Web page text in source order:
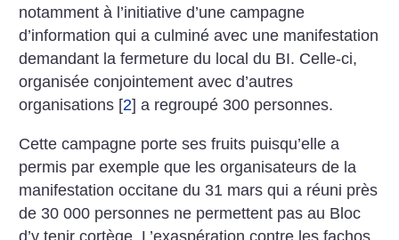
notamment à l’initiative d’une campagne
d’information qui a culminé avec une manifestation
demandant la fermeture du local du BI. Celle-ci,
organisée conjointement avec d’autres
organisations [2] a regroupé 300 personnes.
Cette campagne porte ses fruits puisqu’elle a
permis par exemple que les organisateurs de la
manifestation occitane du 31 mars qui a réuni près
de 30 000 personnes ne permettent pas au Bloc
d’y tenir cortège. L’exaspération contre les fachos